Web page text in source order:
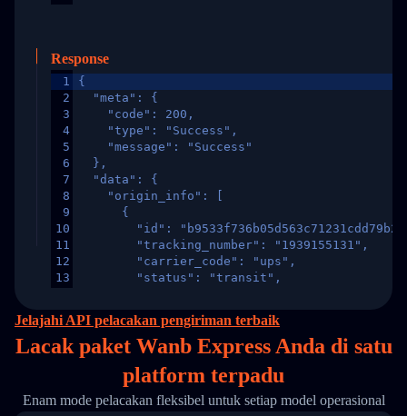
Response
1
2
3
4
5
6
7
8
9
10
11
12
13
16
17
21
{
  "meta": {
    "code": 200,
    "type": "Success",
    "message": "Success"
  },
  "data": {
    "origin_info": [
      {
"id":
        "tracking_number": "1939155131",
        "carrier_code": "ups",
        "status": "transit",
        "itemTimeLength": 2,
        "weblink": "",
        "phone": null,
        "trackinfo": [
          {
            "Date": "2017-03-08 04: 22: 00",
Jelajahi API pelacakan pengiriman terbaik
Lacak paket Wanb Express Anda di satu
platform terpadu
Enam mode pelacakan fleksibel untuk setiap model operasional